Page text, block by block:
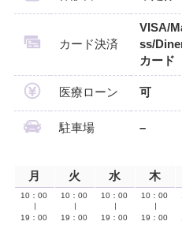
カード決済
VISA/
ss/
カード
医療ローン 可
駐車場 –
月 火 水 木
10：00
19：00
10：00
19：00
10：00
19：00
10：00
19：00